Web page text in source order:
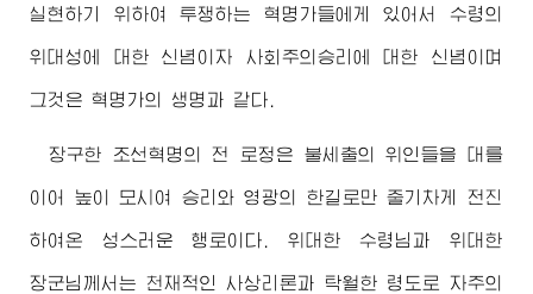
실현하기 위하여 투쟁하는 혁명가들에게 있어서 수령 의
위대성에 대한 신념이자 사회주의승리에 대한 신념이며
그것은 혁명가의 생명과 같다.
장구한 조선혁명의 전 로정은 불세출의 위인들을 대를
이어 높이 모시여 승리와 영광의 한길로만 줄기차게 전진
하여온 성스러운 행로이다. 위대한 수령님 과위대한
장군님께서 는 천재적인 사상리론과 탁월한 령도로 자주의